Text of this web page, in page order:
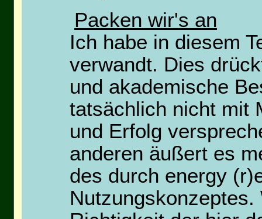
Packen wir's an
Ich habe in diesem
verwandt. Dies
und akademische
tatsächlich nicht mit
und Erfolg
anderen äußert es
des durch energy